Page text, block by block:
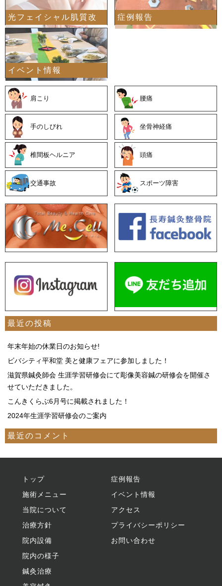
光フェイシャル肌質改
善
症例報告
イベント情報
肩こり 腰痛
手のしびれ 坐骨神経痛
椎間板ヘルニア 頭痛
交通事故 スポーツ障害
最近の投稿
年末年始の休業日のお知らせ!
ビバシティ平和堂 美と健康フェアに参加しました！
滋賀県鍼灸師会 生涯学習研修会にて彫像美容鍼の研修会を開催さ
せていただきました。
こんきくらぶ6月号に掲載されました！
2024年生涯学習研修会のご案内
最近のコメント
トップ
施術メニュー
当院について
治療方針
院内設備
院内の様子
鍼灸治療
症例報告
イベント情報
アクセス
プライバシーポリシー
お問い合わせ